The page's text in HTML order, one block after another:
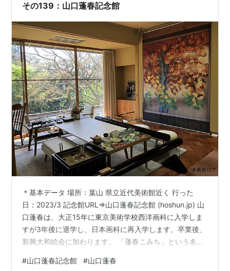
その139：山口蓬春記念館
＊基本データ 場所：葉山 県立近代美術館近く 行った
日：2023/3 記念館URL⇒山口蓬春記念館 (hoshun.jp) 山
口蓬春は、大正15年に東京美術学校西洋画科に入学しま
すが3年後に退学し、日本画科に再入学します。卒業後、
新興大和絵会に加わります。 「蓬春こみち」という名前
渠でしょうか？ 見るからにセキュリティがしっかりして
#山口蓬春記念館 #山口蓬春